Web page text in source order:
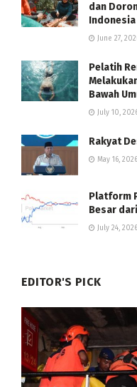
dan
Indonesia
June 27,
Pelatih
Bawah
July 10,
Rakyat
May 16, 2026
Platform
Besar
July 24, 2026
EDITOR'S PICK